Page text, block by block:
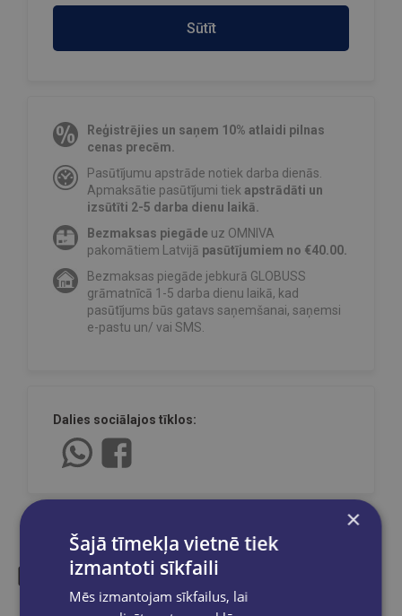
Sūtīt
Reģistrējies un saņem 10% atlaidi pilnas
cenas precēm.
Pasūtījumu apstrāde notiek darba dienās.
Apmaksātie pasūtījumi tiek apstrādāti un
izsūtīti 2-5 darba dienu laikā.
Bezmaksas piegāde uz OMNIVA
pakomātiem Latvijā pasūtījumiem no €40.00.
Bezmaksas piegāde jebkurā GLOBUSS
grāmatnīcā 1-5 darba dienu laikā, kad
pasūtījums būs gatavs saņemšanai, saņemsi
e-pastu un/ vai SMS.
Dalies sociālajos tīklos:
×
Šajā tīmekļa vietnē tiek
izmantoti sīkfaili
Mēs izmantojam sīkfailus, lai